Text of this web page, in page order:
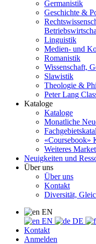
Germanistik
Geschichte &
Linguistik
Medien- und
Romanistik
Wissenschaft,
Slawistik
Theologie &
Peter Lang
Kataloge
Kataloge
Monatliche
«Coursebook»
Weiteres
Neuigkeiten und
Über uns
Über uns
Kontakt
Diversität,
EN
EN
DE
Kontakt
Anmelden